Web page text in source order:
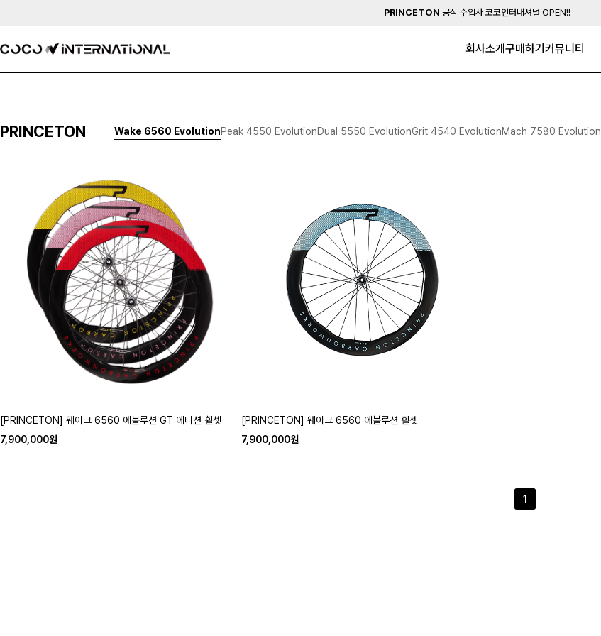
PRINCETON 공식 수입사 코코인터내셔널 OPEN!!
회사소개구매하기 커뮤니티
PRINCETON Wake 6560 EvolutionPeak 4550 EvolutionDual 5550 EvolutionGrit 4540 EvolutionMach 7580 Evolution
[PRINCETON] 웨이크 6560 에볼루션 GT 에디션 휠셋
7,900,000원
[PRINCETON] 웨이크 6560 에볼루션 휠셋
7,900,000원
1